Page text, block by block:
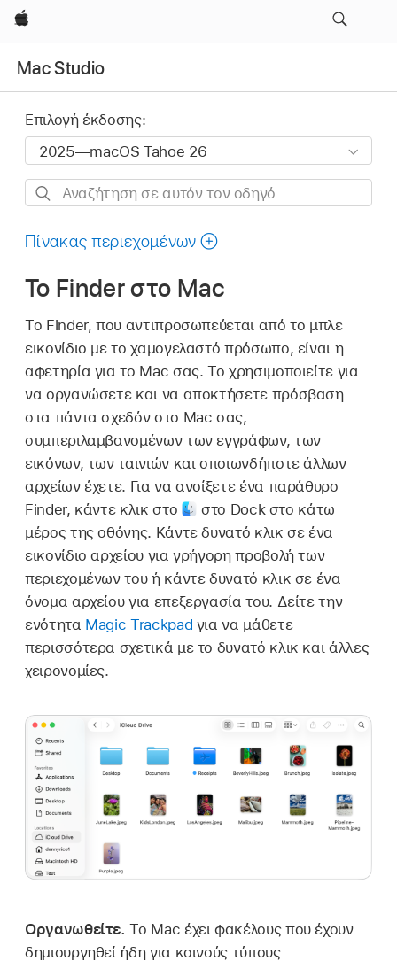
Apple
Mac Studio
Επιλογή έκδοσης:
Αναζήτηση
αυτόν
οδηγό
Πίνακας περιεχομένων
Το Finder στο Mac
Το Finder, που αντιπροσωπεύεται από το μπλε
εικονίδιο με το χαμογελαστό πρόσωπο, είναι η
αφετηρία για το Mac σας. Το χρησιμοποιείτε για
να οργανώσετε και να αποκτήσετε πρόσβαση
στα πάντα σχεδόν στο Mac σας,
συμπεριλαμβανομένων των εγγράφων, των
εικόνων, των ταινιών και οποιωνδήποτε άλλων
αρχείων έχετε. Για να ανοίξετε ένα παράθυρο
Finder, κάντε κλικ στο
στο Dock στο κάτω
μέρος της οθόνης. Κάντε δυνατό κλικ σε ένα
εικονίδιο αρχείου για γρήγορη προβολή των
περιεχομένων του ή κάντε δυνατό κλικ σε ένα
όνομα αρχείου για επεξεργασία του. Δείτε την
ενότητα Magic Trackpad για να μάθετε
περισσότερα σχετικά με το δυνατό κλικ και άλλες
χειρονομίες.
Οργανωθείτε.Το Mac έχει φακέλους που έχουν
δημιουργηθεί ήδη για κοινούς τύπους